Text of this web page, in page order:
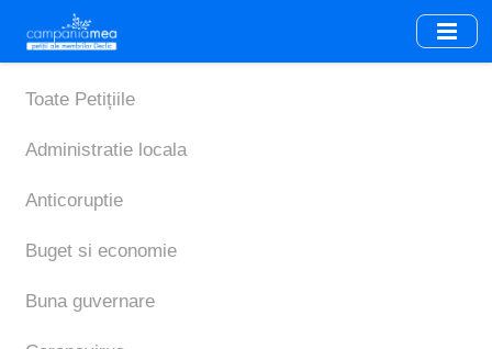
main
content
Toate Petițiile
Administratie locala
Anticoruptie
Buget si economie
Buna guvernare